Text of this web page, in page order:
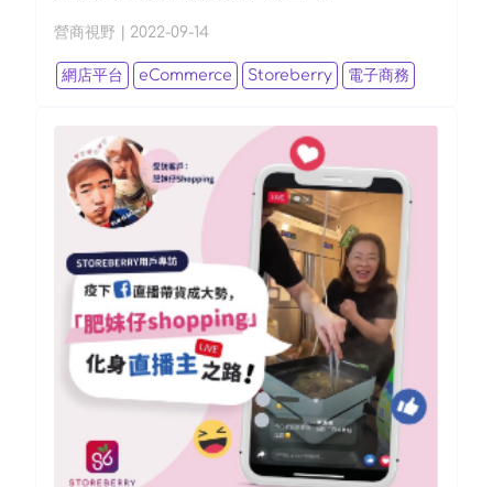
營商視野 2022-09-14
網店平台 eCommerce Storeberry 電子商務